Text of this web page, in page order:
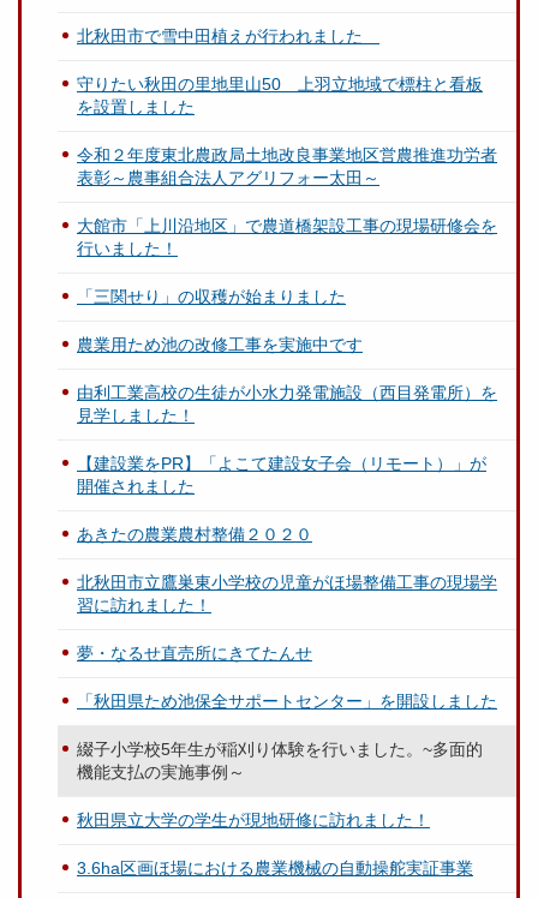
北秋田市で雪中田植えが行われました
守りたい秋田の里地里山50 上羽立地域で標柱と看板
を設置しました
令和２年度東北農政局土地改良事業地区営農推進功労者
表彰～農事組合法人アグリフォー太田～
大館市「上川沿地区」で農道橋架設工事の現場研修会を
行いました！
「三関せり」の収穫が始まりました
農業用ため池の改修工事を実施中です
由利工業高校の生徒が小水力発電施設（西目発電所）を
見学しました！
【建設業をPR】「よこて建設女子会（リモート）」が
開催されました
あきたの農業農村整備２０２０
北秋田市立鷹巣東小学校の児童がほ場整備工事の現場学
習に訪れました！
夢・なるせ直売所にきてたんせ
「秋田県ため池保全サポートセンター」を開設しました
綴子小学校5年生が稲刈り体験を行いました。~多面的
機能支払の実施事例～
秋田県立大学の学生が現地研修に訪れました！
3.6ha区画ほ場における農業機械の自動操舵実証事業